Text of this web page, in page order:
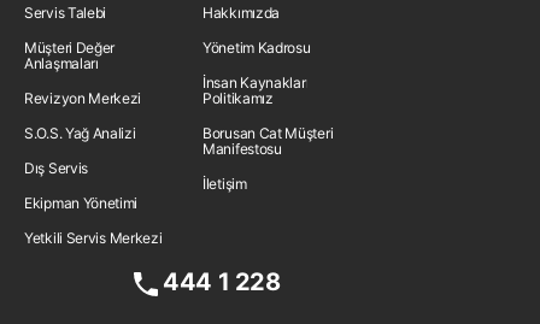
Servis Talebi
Müşteri Değer
Anlaşmaları
Revizyon Merkezi
S.O.S. Yağ Analizi
Dış Servis
Ekipman Yönetimi
Yetkili Servis Merkezi
Hakkımızda
Yönetim Kadrosu
İnsan Kaynakları
Politikamız
Borusan Cat Müşteri
Manifestosu
İletişim
444 1 228